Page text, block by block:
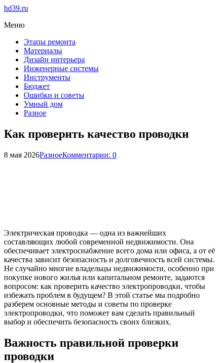
hd39.ru
Меню
Этапы ремонта
Материалы
Дизайн интерьера
Инженерные системы
Инструменты
Бюджет
Ошибки и советы
Умный дом
Разное
Как проверить качество проводки
8 мая 2026РазноеКомментарии: 0
Электрическая проводка — одна из важнейших
составляющих любой современной недвижимости. Она
обеспечивает электроснабжение всего дома или офиса, а от её
качества зависит безопасность и долговечность всей системы.
Не случайно многие владельцы недвижимости, особенно при
покупке нового жилья или капитальном ремонте, задаются
вопросом: как проверить качество электропроводки, чтобы
избежать проблем в будущем? В этой статье мы подробно
разберем основные методы и советы по проверке
электропроводки, что поможет вам сделать правильный
выбор и обеспечить безопасность своих близких.
Важность правильной проверки
проводки